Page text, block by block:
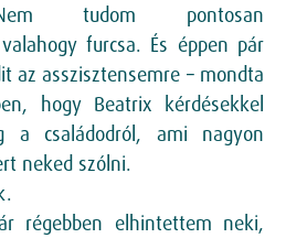
tudom pontosan
furcsa. És éppen pár
az asszisztensemre – mondta
hogy Beatrix kérdésekkel
a családodról, ami nagyon
neked szólni.
régebben elhintettem neki,